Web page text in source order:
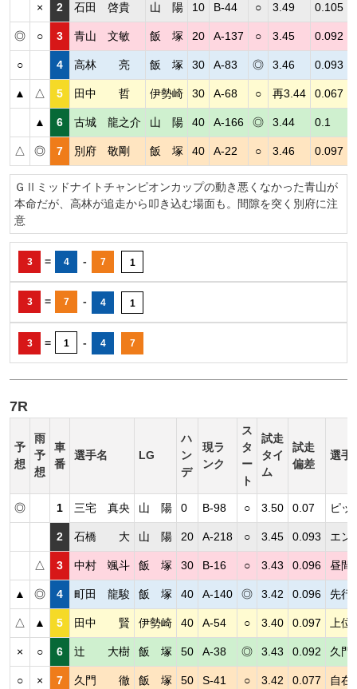
× 2 石田 啓貴 山 陽 10 B-44 ○ 3.49 0.105
◎ ○ 3 青山 文敏 飯 塚 20 A-137 ○ 3.45 0.092
○ 4 高林 亮 飯 塚 30 A-83 ◎ 3.46 0.093
▲ △ 5 田中 哲 伊勢崎 30 A-68 ○ 再3.44 0.067
▲ 6 古城 龍之介 山 陽 40 A-166 ◎ 3.44 0.1
△ ◎ 7 別府 敬剛 飯 塚 40 A-22 ○ 3.46 0.097
ＧⅡミッドナイトチャンピオンカップの動き悪くなかった青山が
本命だが、高林が追走から叩き込む場面も。間隙を突く別府に注
意
3 = 4 - 7 1
3 = 7 - 4 1
3 = 1 - 4 7
7R
予
想
雨
予
想
車
番
選手名 LG
ハ
ン
デ
現ラ
ンク
ス
タ
ー
ト
試走
タイ
ム
試走
偏差
選手
◎ 1 三宅 真央 山 陽 0 B-98 ○ 3.50 0.07 ピッ
2 石橋 大 山 陽 20 A-218 ○ 3.45 0.093 エン
△ 3 中村 颯斗 飯 塚 30 B-16 ○ 3.43 0.096 昼間
▲ ◎ 4 町田 龍駿 飯 塚 40 A-140 ◎ 3.42 0.096 先行
△ ▲ 5 田中 賢 伊勢崎 40 A-54 ○ 3.40 0.097 上
× ○ 6 辻 大樹 飯 塚 50 A-38 ◎ 3.43 0.092 久門
○ × 7 久門 徹 飯 塚 50 S-41 ○ 3.42 0.077 自在